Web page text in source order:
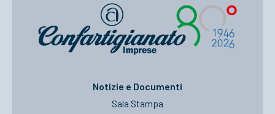
Notizie e Documenti
Sala Stampa